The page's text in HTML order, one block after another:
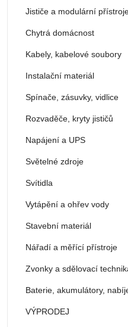
Jističe a modulární
Chytrá domácnost
Kabely, kabelové soubory
Instalační materiál
Spínače, zásuvky, vidlice
Rozvaděče, kryty jističů
Napájení a UPS
Světelné zdroje
Svítidla
Vytápění a ohřev vody
Stavební materiál
Nářadí a měřící přístroje
Zvonky a sdělovací
Baterie, akumulátory,
VÝPRODEJ